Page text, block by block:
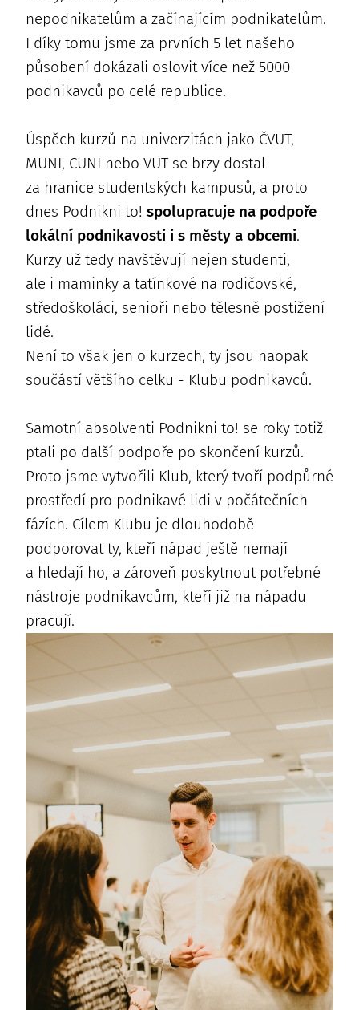
nepodnikatelům a začínajícím podnikatelům.
I díky tomu jsme za prvních 5 let našeho
působení dokázali oslovit více než 5000
podnikavců po celé republice.
Úspěch kurzů na univerzitách jako ČVUT,
MUNI, CUNI nebo VUT se brzy dostal
za hranice studentských kampusů, a proto
dnes Podnikni to! spolupracuje na podpoře
lokální podnikavosti i s městy a obcemi.
Kurzy už tedy navštěvují nejen studenti,
ale i maminky a tatínkové na rodičovské,
středoškoláci, senioři nebo tělesně postižení
lidé.
Není to však jen o kurzech, ty jsou naopak
součástí většího celku - Klubu podnikavců.
Samotní absolventi Podnikni to! se roky totiž
ptali po další podpoře po skončení kurzů.
Proto jsme vytvořili Klub, který tvoří podpůrné
prostředí pro podnikavé lidi v počátečních
fázích. Cílem Klubu je dlouhodobě
podporovat ty, kteří nápad ještě nemají
a hledají ho, a zároveň poskytnout potřebné
nástroje podnikavcům, kteří již na nápadu
pracují.